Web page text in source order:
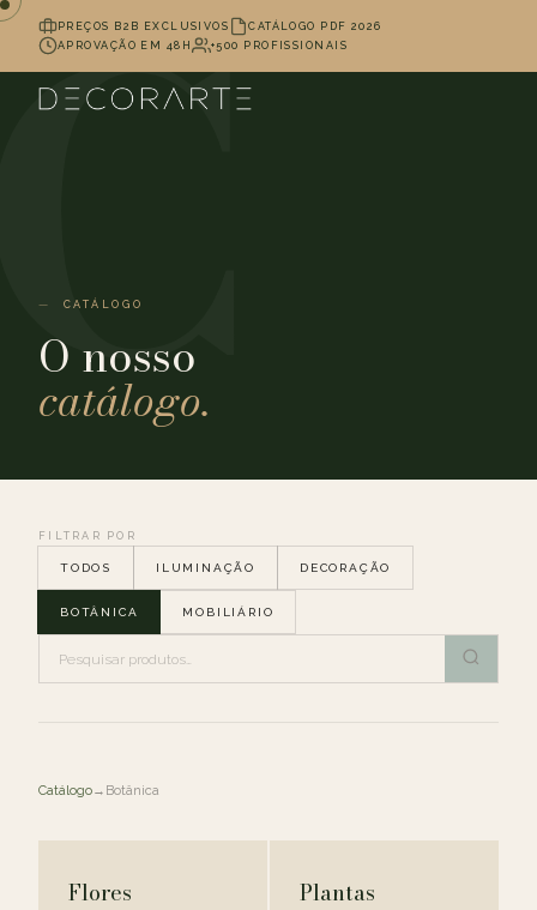
PREÇOS B2B EXCLUSIVOS
CATÁLOGO PDF 2026
APROVAÇÃO EM 48H
+500 PROFISSIONAIS
CATÁLOGO
O nosso
catálogo.
FILTRAR POR
TODOS ILUMINAÇÃO DECORAÇÃO
BOTÂNICA MOBILIÁRIO
Catálogo→ Botânica
Flores Plantas